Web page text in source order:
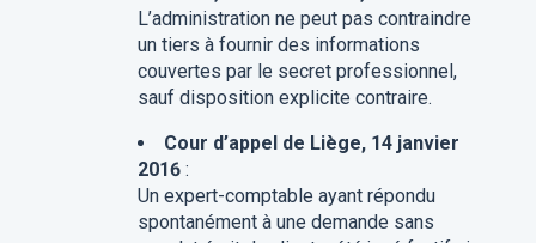
L’administration ne peut pas contraindre
un tiers à fournir des informations
couvertes par le secret professionnel,
sauf disposition explicite contraire.
Cour d’appel de Liège, 14 janvier
2016:
Un expert-comptable ayant répondu
spontanément à une demande sans